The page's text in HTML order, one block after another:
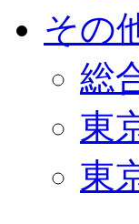
その
総
東
東